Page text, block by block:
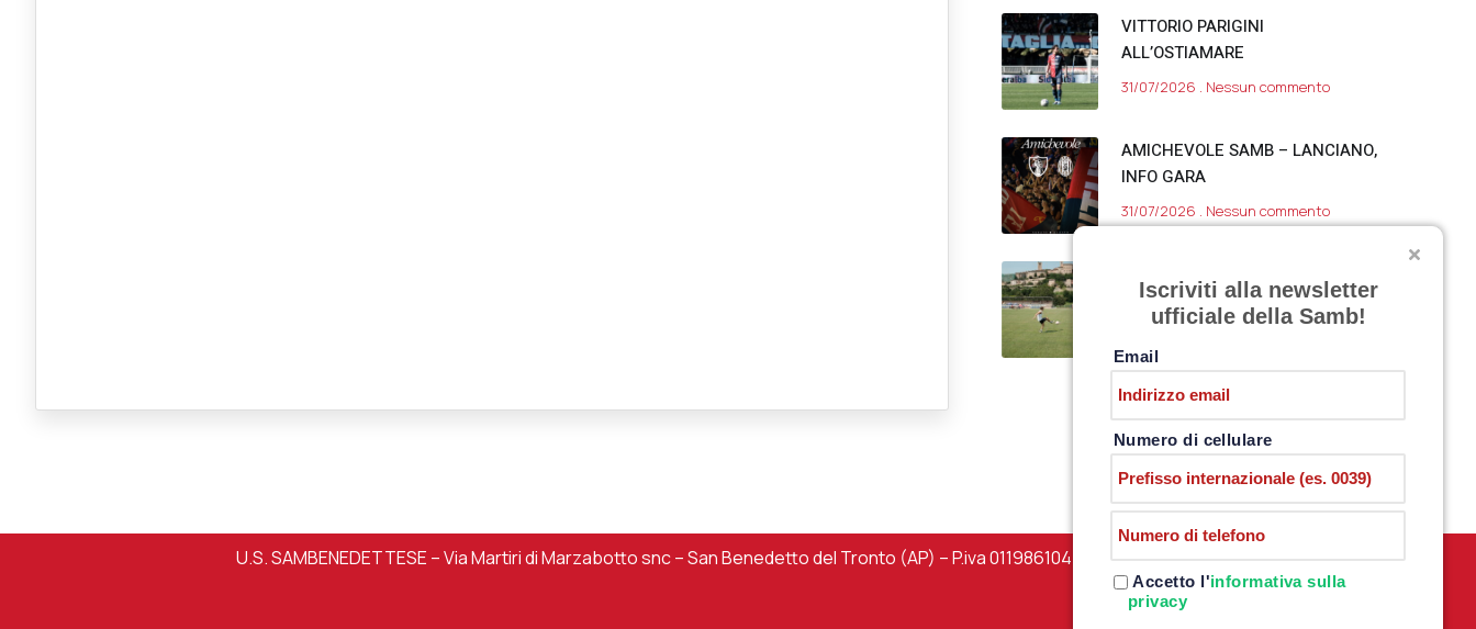
VITTORIO PARIGINI
ALL’OSTIAMARE
31/07/2026 Nessun commento
AMICHEVOLE SAMB – LANCIANO,
INFO GARA
31/07/2026 Nessun commento
30/07/2026Nessun commento
U.S. SAMBENEDETTESE – Via Martiri di Marzabotto snc – San Benedetto del Tronto (AP) – P.iva 01198610444 – PRIVACY POLICY
Iscriviti alla newsletter
ufficiale della Samb!
Email
Numero di cellulare
Accetto l'informativa sulla
privacy